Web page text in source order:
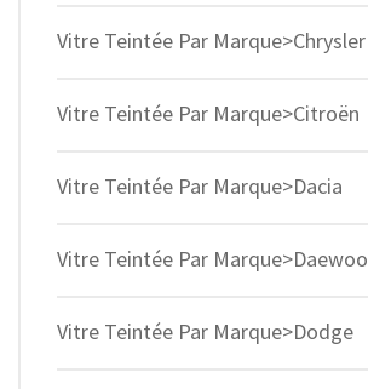
Vitre Teintée Par Marque>Chrysler
Vitre Teintée Par Marque>Citroën
Vitre Teintée Par Marque>Dacia
Vitre Teintée Par Marque>Daewoo
Vitre Teintée Par Marque>Dodge